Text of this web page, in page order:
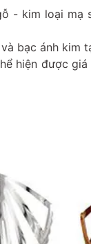
- kim loại mạ
bạc ánh kim
hiện được